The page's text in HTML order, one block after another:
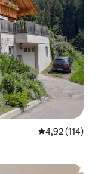
4,92 de uma
4,92 (114)